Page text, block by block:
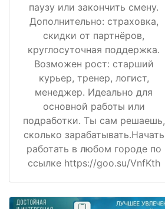
паузу или закончить смену.
Дополнительно: страховка,
скидки от партнёров,
круглосуточная поддержка.
Возможен рост: старший
курьер, тренер, логист,
менеджер. Идеально для
основной работы или
подработки. Ты сам решаешь,
сколько зарабатывать.Начать
работать в любом городе по
ссылке https://goo.su/VnfKth